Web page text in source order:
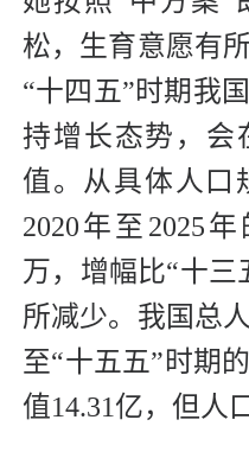
松，生育意愿有
“十四五”时期我
持增长态势，会
值。从具体人口
2020年至2025
万，增幅比“十三
所减少。我国总
至“十五五”时期
值14.31亿，但人